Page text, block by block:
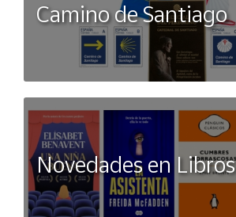
Camino de Santiago
Novedades en Libros